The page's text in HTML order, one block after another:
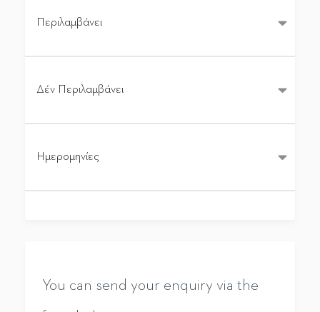
Περιλαμβάνει
Δέν Περιλαμβάνει
Ημερομηνίες
You can send your enquiry via the